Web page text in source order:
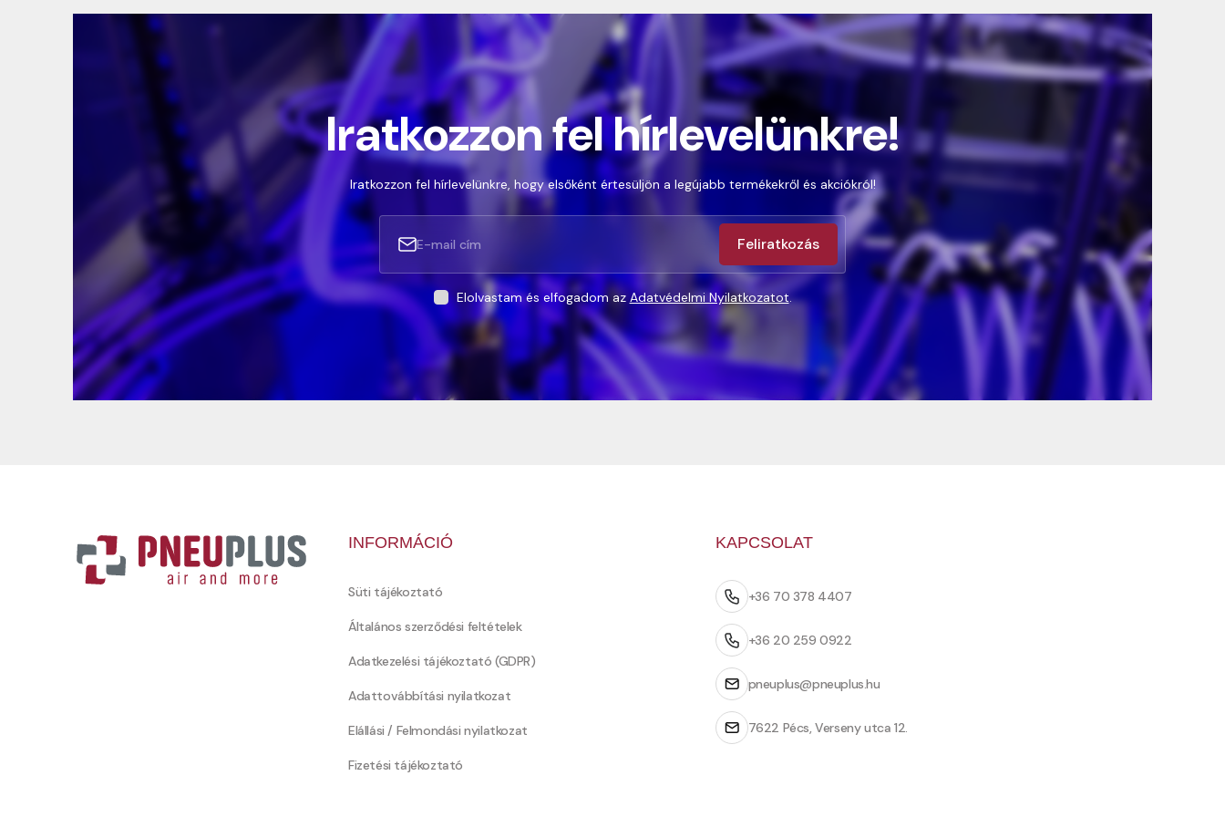
Iratkozzon fel hírlevelünkre!
Iratkozzon fel hírlevelünkre, hogy elsőként értesüljön a legújabb termékekről és akciókról!
Feliratkozás
Elolvastam és elfogadom azAdatvédelmi Nyilatkozatot.
INFORMÁCIÓ
Süti tájékoztató
Általános szerződési feltételek
Adatkezelési tájékoztató (GDPR)
Adattovábbítási nyilatkozat
Elállási / Felmondási nyilatkozat
Fizetési tájékoztató
KAPCSOLAT
+36 70 378 4407
+36 20 259 0922
pneuplus@pneuplus.hu
7622 Pécs, Verseny utca 12.